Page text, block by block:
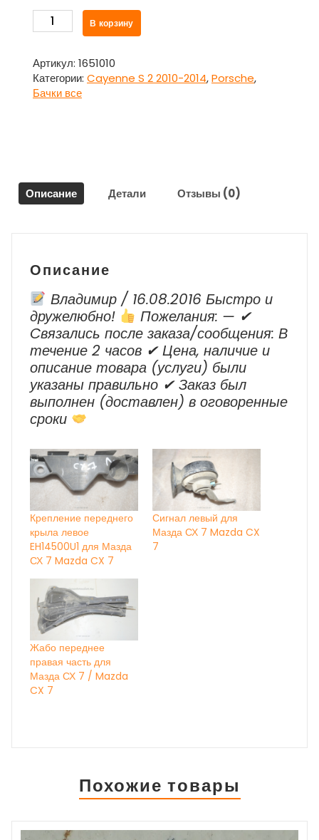
Количество
товара
омывателя
7P0955453
для
S
2
В корзину
Артикул: 1651010
Категории: Cayenne S 2 2010-2014,Porsche,
Бачки все
Описание Детали Отзывы (0)
Описание
Владимир / 16.08.2016 Быстро и
дружелюбно!
Пожелания: — ✔
Cвязались после заказа/сообщения: В
течение 2 часов ✔ Цена, наличие и
описание товара (услуги) были
указаны правильно ✔ Заказ был
выполнен (доставлен) в оговоренные
сроки
Крепление переднего
крыла левое
EH14500U1 для Мазда
СХ 7 Mazda CX 7
Сигнал левый для
Мазда СХ 7 Mazda CX
7
Жабо переднее
правая часть для
Мазда СХ 7 / Mazda
CX 7
Похожие товары